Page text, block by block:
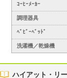
ｺｰﾋｰﾒｰｶｰ
調理器具
ﾍﾞﾋﾞｰﾍﾞｯﾄﾞ
洗濯機／乾燥機
ハイアット・リ